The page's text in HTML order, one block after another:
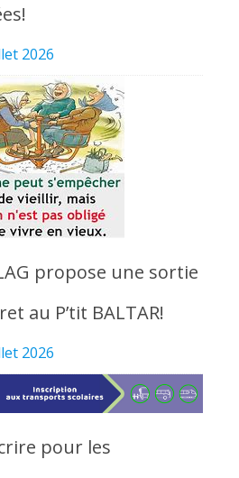
2026
propose une sortie
au P’tit BALTAR!
2026
pour les